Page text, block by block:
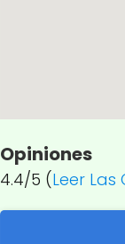
Opiniones
4.4/5 (Leer Las